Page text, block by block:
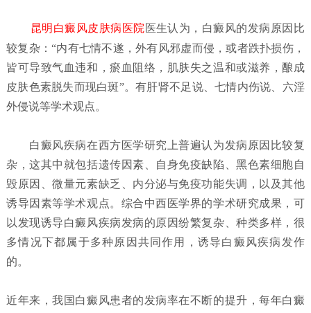
昆明白癜风皮肤病医院 医生认为，白癜风的发病原因比
较复杂：“内有七情不遂，外有风邪虚而侵，或者跌扑损伤，
皆可导致气血违和，瘀血阻络，肌肤失之温和或滋养，酿成
皮肤色素脱失而现白斑”。有肝肾不足说、七情内伤说、六淫
外侵说等学术观点。
白癜风疾病在西方医学研究上普遍认为发病原因比较复
杂，这其中就包括遗传因素、自身免疫缺陷、黑色素细胞自
毁原因、微量元素缺乏、内分泌与免疫功能失调，以及其他
诱导因素等学术观点。综合中西医学界的学术研究成果，可
以发现诱导白癜风疾病发病的原因纷繁复杂、种类多样，很
多情况下都属于多种原因共同作用，诱导白癜风疾病发作
的。
近年来，我国白癜风患者的发病率在不断的提升，每年白癜